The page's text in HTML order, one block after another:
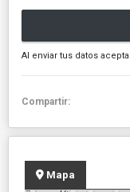
Al enviar tus datos
Compartir:
Mapa